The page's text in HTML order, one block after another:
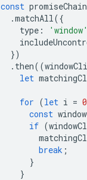
const promiseChain
.matchAll({
type : 'window'
})
. then((
let
for (let i = 0
const
if (
break ;
}
}